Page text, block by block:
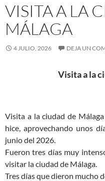
VISITA A LA
MÁLAGA
4 JULIO, 2026 DEJA UN
Visita a la
Visita a la ciudad de
hice, aprovechando unos
junio del 2026.
Fueron tres días muy
visitar la ciudad de Málaga.
Tres días que dieron mucho